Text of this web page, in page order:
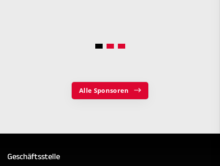
Alle Sponsoren
Geschäftsstelle